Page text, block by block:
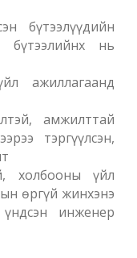
бүтээлүүдийн
бүтээлийнх нь
ажиллагаанд
амжилттай
тэргүүлсэн,
холбооны үйл
өргүй жинхэнэ
инженер